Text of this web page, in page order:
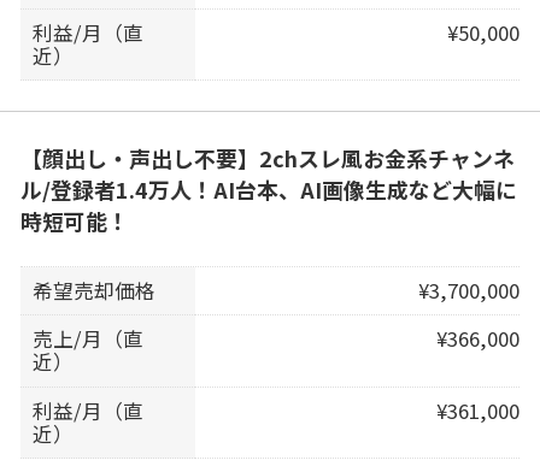
利益/月（直
近）
¥50,000
【顔出し・声出し不要】2chスレ風お金系チャンネ
ル/登録者1.4万人！AI台本、AI画像生成など大幅に
時短可能！
希望売却価格
¥3,700,000
売上/月（直
近）
¥366,000
利益/月（直
近）
¥361,000